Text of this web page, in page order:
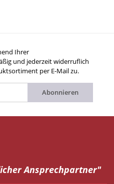
Ihrer
und jederzeit widerruflich
per E-Mail zu.
Abonnieren
Ansprechpartner"